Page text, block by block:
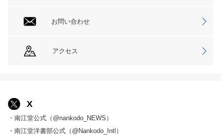
お問い合わせ
アクセス
X
・南江堂公式（@nankodo_NEWS）
・南江堂洋書部公式（@Nankodo_Intl）